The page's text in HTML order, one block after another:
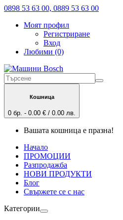
0898 53 63 00, 0889 53 63 00
Моят профил
Регистриране
Вход
Любими (0)
Кошница
0 бр. - 0.00 € / 0.00 лв.
Вашата кошница е празна!
Начало
ПРОМОЦИИ
Разпродажба
НОВИ ПРОДУКТИ
Блог
Свържете се с нас
Категории